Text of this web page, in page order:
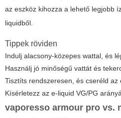
az eszköz kihozza a lehető legjobb
liquidből.
Tippek röviden
Indulj alacsony-közepes wattal, és
Használj jó minőségű vattát és
Tisztíts rendszeresen, és cseréld
Kísérletezz az e-liquid VG/PG
vaporesso armour pro vs.